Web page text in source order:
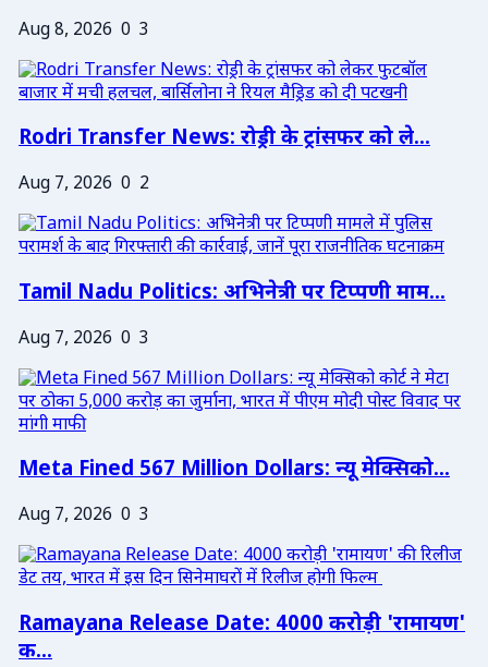
Aug 8, 2026 0 3
Rodri Transfer News: रोड्री के ट्रांसफर को ले...
Aug 7, 2026 0 2
Tamil Nadu Politics: अभिनेत्री पर टिप्पणी माम...
Aug 7, 2026 0 3
Meta Fined 567 Million Dollars: न्यू मेक्सिको...
Aug 7, 2026 0 3
Ramayana Release Date: 4000 करोड़ी 'रामायण'
क...